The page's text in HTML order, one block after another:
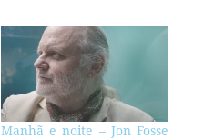
Manhã e noite – Jon Fosse